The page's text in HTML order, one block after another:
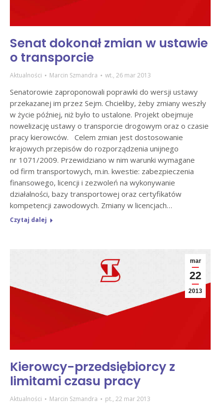
Senat dokonał zmian w ustawie
o transporcie
Aktualności Marcin Szmandra wt., 26 mar 2013
Senatorowie zaproponowali poprawki do wersji ustawy
przekazanej im przez Sejm. Chcieliby, żeby zmiany weszły
w życie później, niż było to ustalone. Projekt obejmuje
nowelizację ustawy o transporcie drogowym oraz o czasie
pracy kierowców. Celem zmian jest dostosowanie
krajowych przepisów do rozporządzenia unijnego
nr 1071/2009. Przewidziano w nim warunki wymagane
od firm transportowych, m.in. kwestie: zabezpieczenia
finansowego, licencji i zezwoleń na wykonywanie
działalności, bazy transportowej oraz certyfikatów
kompetencji zawodowych. Zmiany w licencjach…
Czytaj dalej
mar
22
2013
Kierowcy-przedsiębiorcy z
limitami czasu pracy
Aktualności Marcin Szmandra pt., 22 mar 2013